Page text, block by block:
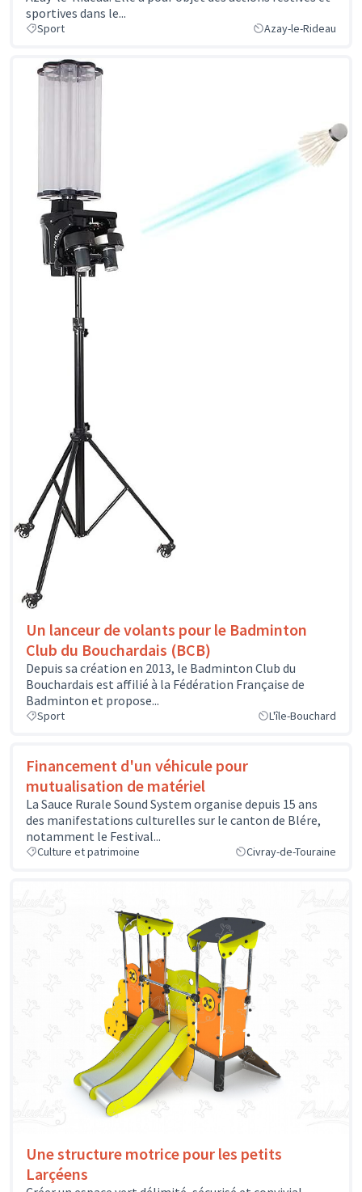
sportives dans le...
Sport Azay-le-Rideau
Un lanceur de volants pour le Badminton
Club du Bouchardais (BCB)
Depuis sa création en 2013, le Badminton Club du
Bouchardais est affilié à la Fédération Française de
Badminton et propose...
Sport L'île-Bouchard
Financement d'un véhicule pour
mutualisation de matériel
La Sauce Rurale Sound System organise depuis 15 ans
des manifestations culturelles sur le canton de Blére,
notamment le Festival...
Culture et patrimoine Civray-de-Touraine
Une structure motrice pour les petits
Larçéens